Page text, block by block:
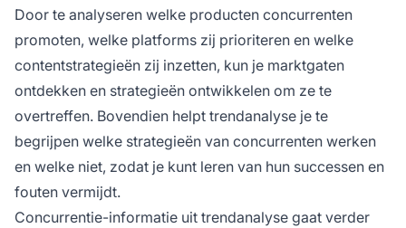
Door te analyseren welke producten concurrenten
promoten, welke platforms zij prioriteren en welke
contentstrategieën zij inzetten, kun je marktgaten
ontdekken en strategieën ontwikkelen om ze te
overtreffen. Bovendien helpt trendanalyse je te
begrijpen welke strategieën van concurrenten werken
en welke niet, zodat je kunt leren van hun successen en
fouten vermijdt.
Concurrentie-informatie uit trendanalyse gaat verder